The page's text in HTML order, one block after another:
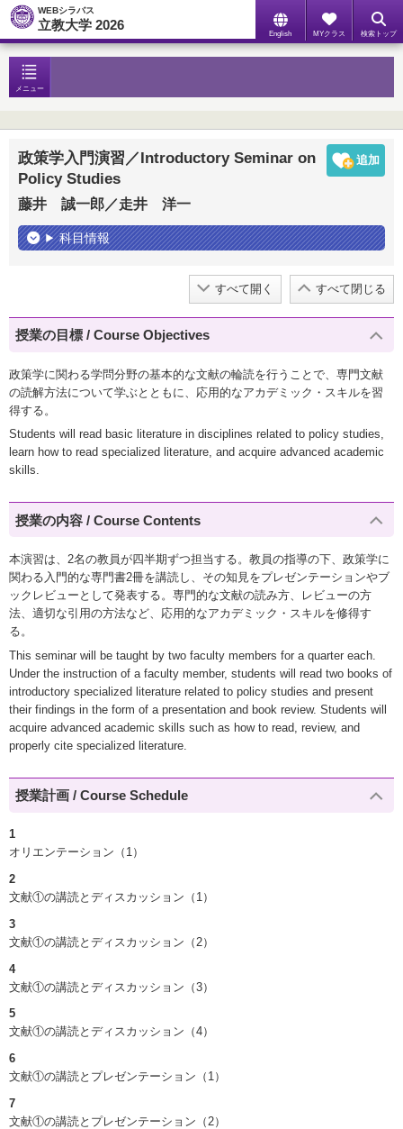
WEBシラバス
立教大学 2026
English MYクラス 検索トップ
メニュー
政策学入門演習／Introductory Seminar on
Policy Studies
藤井 誠一郎／走井 洋一
科目情報
すべて開く すべて閉じる
授業の目標 / Course Objectives
政策学に関わる学問分野の基本的な文献の輪読を行うことで、専門文献
の読解方法について学ぶとともに、応用的なアカデミック・スキルを習
得する。
Students will read basic literature in disciplines related to policy studies,
learn how to read specialized literature, and acquire advanced academic
skills.
授業の内容 / Course Contents
本演習は、2名の教員が四半期ずつ担当する。教員の指導の下、政策学に
関わる入門的な専門書2冊を講読し、その知見をプレゼンテーションやブ
ックレビューとして発表する。専門的な文献の読み方、レビューの方
法、適切な引用の方法など、応用的なアカデミック・スキルを修得す
る。
This seminar will be taught by two faculty members for a quarter each.
Under the instruction of a faculty member, students will read two books of
introductory specialized literature related to policy studies and present
their findings in the form of a presentation and book review. Students will
acquire advanced academic skills such as how to read, review, and
properly cite specialized literature.
授業計画 / Course Schedule
1
オリエンテーション（1）
2
文献①の講読とディスカッション（1）
3
文献①の講読とディスカッション（2）
4
文献①の講読とディスカッション（3）
5
文献①の講読とディスカッション（4）
6
文献①の講読とプレゼンテーション（1）
7
文献①の講読とプレゼンテーション（2）